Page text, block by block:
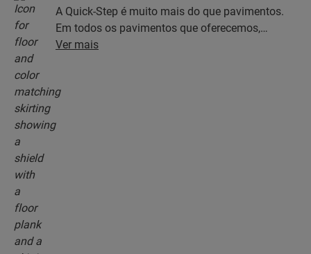
A Quick-Step é muito mais do que pavimentos.
Em todos os pavimentos que oferecemos,
encontra uma coleção completa de acessórios,
do seu pavimento.
Ver mais